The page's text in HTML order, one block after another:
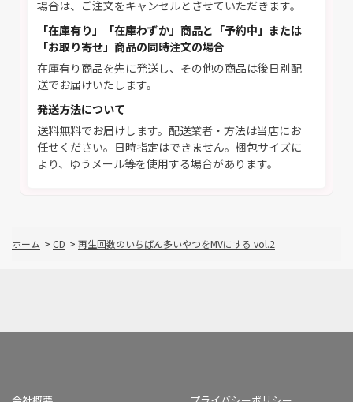
場合は、ご注文をキャンセルとさせていただきます。
「在庫有り」「在庫わずか」商品と「予約中」または
「お取り寄せ」商品の同時注文の場合
在庫有り商品を先に発送し、その他の商品は後日別配
送でお届けいたします。
発送方法について
送料無料でお届けします。配送業者・方法は当店にお
任せください。日時指定はできません。梱包サイズに
より、ゆうメール等を使用する場合があります。
ホーム > CD > 再生回数のいちばん多いやつをMVにする vol.2